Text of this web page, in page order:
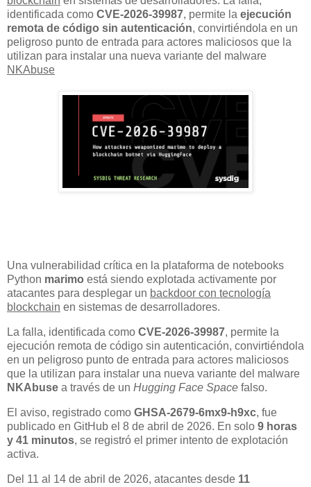
identificada como CVE-2026-39987, permite la ejecución
remota de código sin autenticación, convirtiéndola en un
peligroso punto de entrada para actores maliciosos que la
utilizan para instalar una nueva variante del malware
NKAbuse
Una vulnerabilidad crítica en la plataforma de notebooks
Python marimo está siendo explotada activamente por
atacantes para desplegar un backdoor con tecnología
blockchain en sistemas de desarrolladores.
La falla, identificada como CVE-2026-39987, permite la
ejecución remota de código sin autenticación, convirtiéndola
en un peligroso punto de entrada para actores maliciosos
que la utilizan para instalar una nueva variante del malware
NKAbuse a través de un Hugging Face Space falso.
El aviso, registrado como GHSA-2679-6mx9-h9xc, fue
publicado en GitHub el 8 de abril de 2026. En solo 9 horas
y 41 minutos, se registró el primer intento de explotación
activa.
Del 11 al 14 de abril de 2026, atacantes desde 11